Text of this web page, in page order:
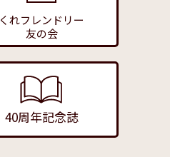
くれフレンドリー
友の会
40周年記念誌